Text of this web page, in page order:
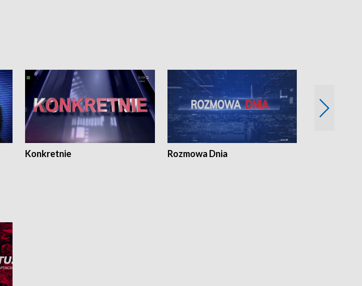
Konkretnie Rozmowa Dnia